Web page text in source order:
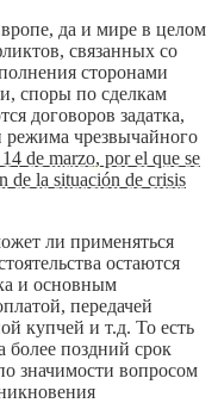
да и мире в целом
связанных со
сторонами
споры по сделкам
договоров задатка,
чрезвычайного
de marzo, por el que se
de la situación de crisis
ли применяться
остаются
и основным
передачей
купчей и т.д. То есть
более поздний срок
значимости вопросом